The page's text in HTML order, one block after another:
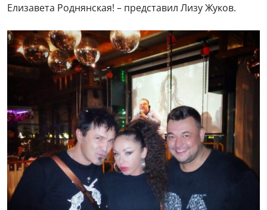
Елизавета Роднянская! – представил Лизу Жуков.